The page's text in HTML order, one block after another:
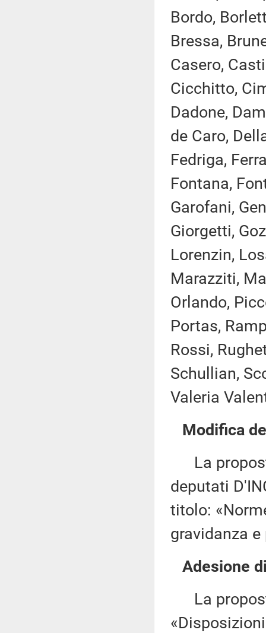
Bordo,
Bressa,
Casero,
Cicchitto,
Dadone,
de Caro,
Fedriga,
Fontana,
Garofani,
Giorgetti,
Lorenzin,
Marazziti,
Orlando,
Portas,
Rossi,
Schullian,
Valeria
Modifica
La
deputati
titolo:
gravidanza
Adesione
La